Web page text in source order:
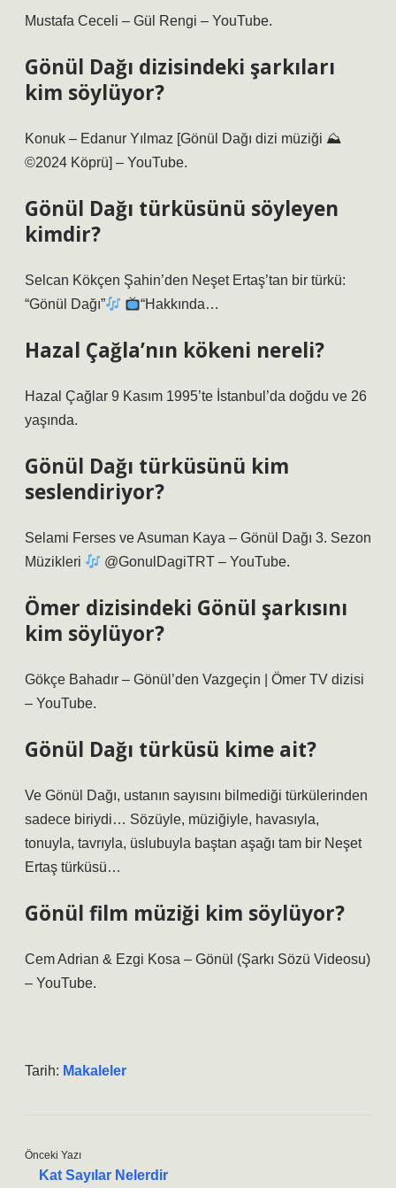
Mustafa Ceceli – Gül Rengi – YouTube.
Gönül Dağı dizisindeki şarkıları
kim söylüyor?
Konuk – Edanur Yılmaz [Gönül Dağı dizi müziği ⛰
©️2024 Köprü] – YouTube.
Gönül Dağı türküsünü söyleyen
kimdir?
Selcan Kökçen Şahin’den Neşet Ertaş’tan bir türkü:
“Gönül Dağı”
“Hakkında…
Hazal Çağla’nın kökeni nereli?
Hazal Çağlar 9 Kasım 1995’te İstanbul’da doğdu ve 26
yaşında.
Gönül Dağı türküsünü kim
seslendiriyor?
Selami Ferses ve Asuman Kaya – Gönül Dağı 3. Sezon
Müzikleri
@GonulDagiTRT – YouTube.
Ömer dizisindeki Gönül şarkısını
kim söylüyor?
Gökçe Bahadır – Gönül’den Vazgeçin | Ömer TV dizisi
– YouTube.
Gönül Dağı türküsü kime ait?
Ve Gönül Dağı, ustanın sayısını bilmediği türkülerinden
sadece biriydi… Sözüyle, müziğiyle, havasıyla,
tonuyla, tavrıyla, üslubuyla baştan aşağı tam bir Neşet
Ertaş türküsü…
Gönül film müziği kim söylüyor?
Cem Adrian & Ezgi Kosa – Gönül (Şarkı Sözü Videosu)
– YouTube.
Tarih: Makaleler
Önceki Yazı
Kat Sayılar Nelerdir